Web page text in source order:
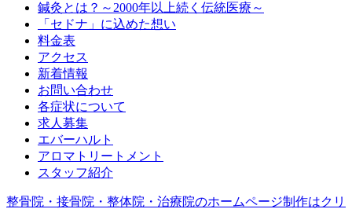
鍼灸とは？～2000年以上続く伝統医療～
「セドナ」に込めた想い
料金表
アクセス
新着情報
お問い合わせ
各症状について
求人募集
エバーハルト
アロマトリートメント
スタッフ紹介
整骨院・接骨院・整体院・治療院のホームページ制作はクリ